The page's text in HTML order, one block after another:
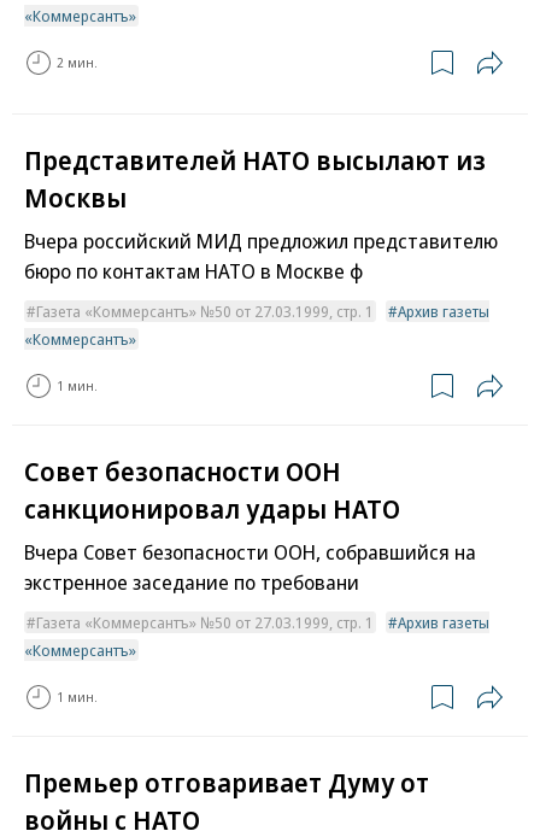
«Коммерсантъ»
2 мин.
Представителей НАТО высылают из
Москвы
Вчера российский МИД предложил представителю
бюро по контактам НАТО в Москве ф
Газета «Коммерсантъ» №50 от 27.03.1999, стр. 1
Архив газеты
«Коммерсантъ»
1 мин.
Совет безопасности ООН
санкционировал удары НАТО
Вчера Совет безопасности ООН, собравшийся на
экстренное заседание по требовани
Газета «Коммерсантъ» №50 от 27.03.1999, стр. 1
Архив газеты
«Коммерсантъ»
1 мин.
Премьер отговаривает Думу от
войны с НАТО